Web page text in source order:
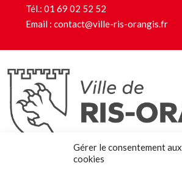
Gérer le consentement aux
cookies
Tél.: 01 69 02 52 52
Email : contact@ville-ris-orangis.fr
Ris-Orangis
@2022 — Tous droits réservés